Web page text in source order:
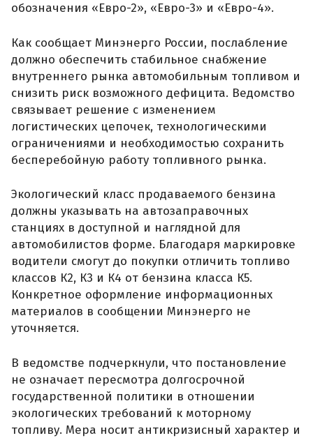
обозначения «Евро-2», «Евро-3» и «Евро-4».
Как сообщает Минэнерго России, послабление
должно обеспечить стабильное снабжение
внутреннего рынка автомобильным топливом и
снизить риск возможного дефицита. Ведомство
связывает решение с изменением
логистических цепочек, технологическими
ограничениями и необходимостью сохранить
бесперебойную работу топливного рынка.
Экологический класс продаваемого бензина
должны указывать на автозаправочных
станциях в доступной и наглядной для
автомобилистов форме. Благодаря маркировке
водители смогут до покупки отличить топливо
классов К2, К3 и К4 от бензина класса К5.
Конкретное оформление информационных
материалов в сообщении Минэнерго не
уточняется.
В ведомстве подчеркнули, что постановление
не означает пересмотра долгосрочной
государственной политики в отношении
экологических требований к моторному
топливу. Мера носит антикризисный характер и